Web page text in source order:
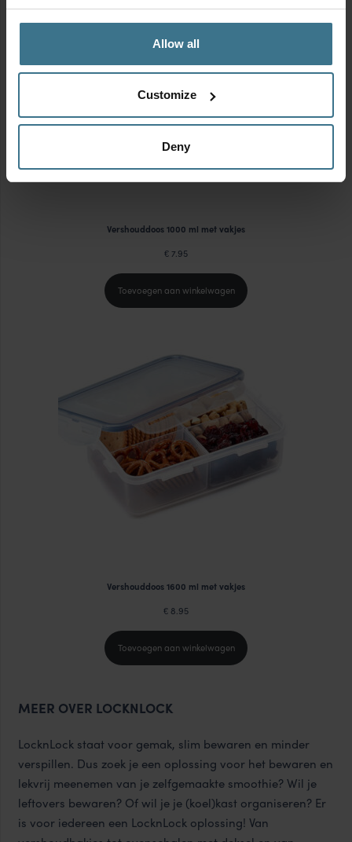
Allow all
Customize
Deny
Vershouddoos 1000 ml met vakjes
€ 7.95
Toevoegen aan winkelwagen
Vershouddoos 1600 ml met vakjes
€ 8.95
Toevoegen aan winkelwagen
MEER OVER LOCKNLOCK
LocknLock staat voor gemak, slim bewaren en minder
verspillen. Dus zoek je een oplossing voor het bewaren en
lekvrij meenemen van je zelfgemaakte smoothie? Wil je
leftovers bewaren? Of wil je je (koel)kast organiseren? Er
is voor iedereen een LocknLock oplossing! Van